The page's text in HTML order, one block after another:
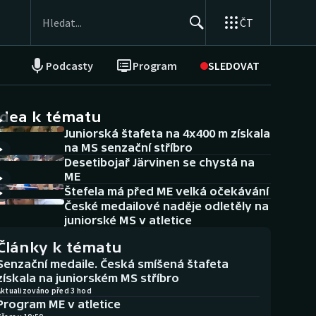
ČT
Podcasty Program SLEDOVAT
NEPŘEHLÉDNĚTE
Historické návraty
Aplikace ČT sport
AZ kvíz
k tématu
Juniorská štafeta na 4x400 m získala
na MS senzační stříbro
Desetibojař Järvinen se chystá na
ME
Štefela má před ME velká očekávání
České medailové naděje odletěly na
juniorské MS v atletice
k tématu
medaile. Česká smíšená štafeta
na juniorském MS stříbro
před 3 hod
ME v atletice